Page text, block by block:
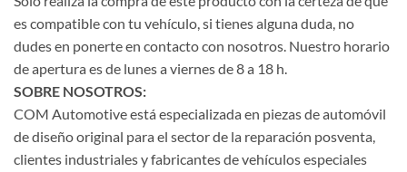
es compatible con tu vehículo, si tienes alguna duda, no
dudes en ponerte en contacto con nosotros. Nuestro horario
de apertura es de lunes a viernes de 8 a 18 h.
SOBRE NOSOTROS:
COM Automotive está especializada en piezas de automóvil
de diseño original para el sector de la reparación posventa,
clientes industriales y fabricantes de vehículos especiales